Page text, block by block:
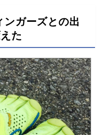
ンガーズとの出
た